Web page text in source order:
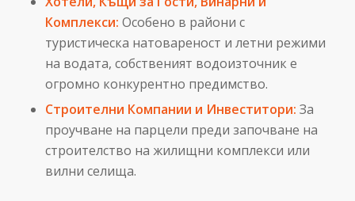
Комплекси: Особено в райони с
туристическа натовареност и летни режими
на водата, собственият водоизточник е
огромно конкурентно предимство.
Строителни Компании и Инвеститори: За
проучване на парцели преди започване на
строителство на жилищни комплекси или
вилни селища.